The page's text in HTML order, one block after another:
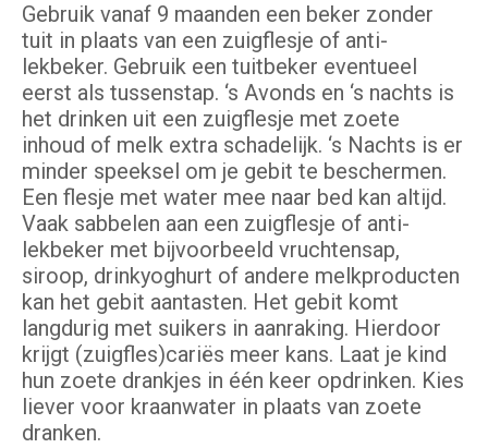
Gebruik vanaf 9 maanden een beker zonder
tuit in plaats van een zuigflesje of anti-
lekbeker. Gebruik een tuitbeker eventueel
eerst als tussenstap. ‘s Avonds en ‘s nachts is
het drinken uit een zuigflesje met zoete
inhoud of melk extra schadelijk. ‘s Nachts is er
minder speeksel om je gebit te beschermen.
Een flesje met water mee naar bed kan altijd.
Vaak sabbelen aan een zuigflesje of anti-
lekbeker met bijvoorbeeld vruchtensap,
siroop, drinkyoghurt of andere melkproducten
kan het gebit aantasten. Het gebit komt
langdurig met suikers in aanraking. Hierdoor
krijgt (zuigfles)cariës meer kans. Laat je kind
hun zoete drankjes in één keer opdrinken. Kies
liever voor kraanwater in plaats van zoete
dranken.